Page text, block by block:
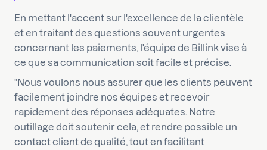
En mettant l'accent sur l'excellence de la clientèle
et en traitant des questions souvent urgentes
concernant les paiements, l'équipe de Billink vise à
ce que sa communication soit facile et précise.
"Nous voulons nous assurer que les clients peuvent
facilement joindre nos équipes et recevoir
rapidement des réponses adéquates. Notre
outillage doit soutenir cela, et rendre possible un
contact client de qualité, tout en facilitant